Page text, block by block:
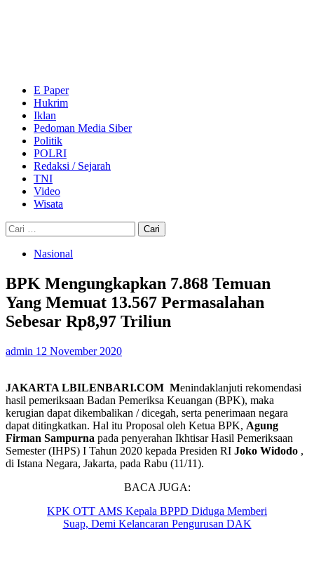
E Paper
Hukrim
Iklan
Pedoman Media Siber
Politik
POLRI
Redaksi / Sejarah
TNI
Video
Wisata
Cari
untuk:
Nasional
BPK Mengungkapkan 7.868 Temuan
Yang Memuat 13.567 Permasalahan
Sebesar Rp8,97 Triliun
admin 12 November 2020
JAKARTA LBILENBARI.COM Menindaklanjuti rekomendasi
hasil pemeriksaan Badan Pemeriksa Keuangan (BPK), maka
kerugian dapat dikembalikan / dicegah, serta penerimaan negara
dapat ditingkatkan. Hal itu Proposal oleh Ketua BPK, Agung
Firman Sampurna pada penyerahan Ikhtisar Hasil Pemeriksaan
Semester (IHPS) I Tahun 2020 kepada Presiden RI Joko Widodo ,
di Istana Negara, Jakarta, pada Rabu (11/11).
BACA JUGA:
KPK OTT AMS Kepala BPPD Diduga Memberi
Suap, Demi Kelancaran Pengurusan DAK